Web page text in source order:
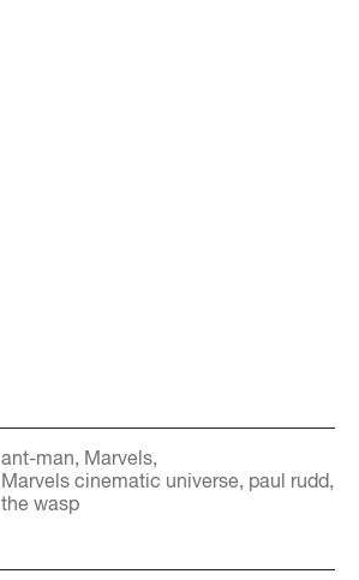
ant-man Marvels
Marvels cinematic universe paul rudd
the wasp